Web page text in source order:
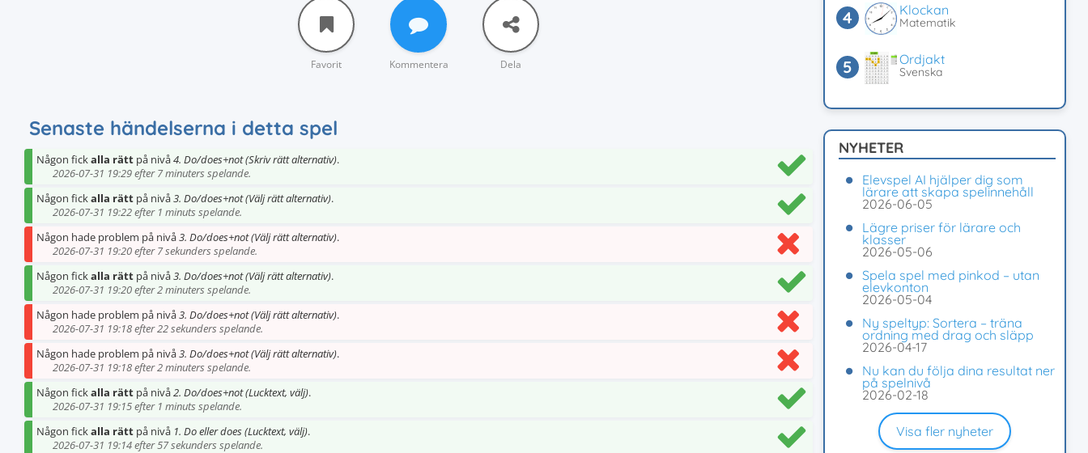
Favorit Kommentera Dela
Senaste händelserna i detta spel
Någon fickalla rätt på nivå4. Do/does+not (Skriv rätt alternativ).
2026-07-31 19:29 efter 7 minuters spelande.
Någon fickalla rätt på nivå3. Do/does+not (Välj rätt alternativ).
2026-07-31 19:22 efter 1 minuts spelande.
Någon hade problem på nivå3. Do/does+not (Välj rätt alternativ).
2026-07-31 19:20 efter 7 sekunders spelande.
Någon fickalla rätt på nivå3. Do/does+not (Välj rätt alternativ).
2026-07-31 19:20 efter 2 minuters spelande.
Någon hade problem på nivå3. Do/does+not (Välj rätt alternativ).
2026-07-31 19:18 efter 22 sekunders spelande.
Någon hade problem på nivå3. Do/does+not (Välj rätt alternativ).
2026-07-31 19:18 efter 2 minuters spelande.
Någon fickalla rätt på nivå2. Do/does+not (Lucktext, välj).
2026-07-31 19:15 efter 1 minuts spelande.
Någon fickalla rätt på nivå 1. Do eller does (Lucktext, välj).
2026-07-31 19:14 efter 57 sekunders spelande.
Klockan
Matematik
Ordjakt
Svenska
NYHETER
Elevspel AI hjälper dig som
lärare att skapa spelinnehåll
2026-06-05
Lägre priser för lärare och
klasser
2026-05-06
Spela spel med pinkod – utan
elevkonton
2026-05-04
Ny speltyp: Sortera – träna
ordning med drag och släpp
2026-04-17
Nu kan du följa dina resultat ner
på spelnivå
2026-02-18
Visa fler nyheter